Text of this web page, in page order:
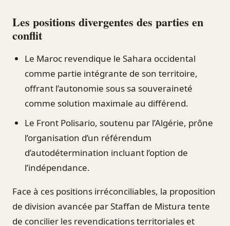
Les positions divergentes des parties en
conflit
Le Maroc revendique le Sahara occidental
comme partie intégrante de son territoire,
offrant l’autonomie sous sa souveraineté
comme solution maximale au différend.
Le Front Polisario, soutenu par l’Algérie, prône
l’organisation d’un référendum
d’autodétermination incluant l’option de
l’indépendance.
Face à ces positions irréconciliables, la proposition
de division avancée par Staffan de Mistura tente
de concilier les revendications territoriales et